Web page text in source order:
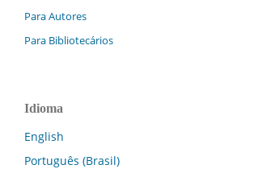
Para Autores
Para Bibliotecários
Idioma
English
Português (Brasil)